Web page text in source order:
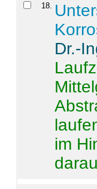
18
Dr.-
im